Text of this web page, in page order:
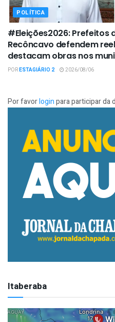
POLÍTICA
#Eleições2026: Prefeitos
Recôncavo defendem
destacam obras nos
PORESTAGIÁRIO 2 2026/08/06
Por favorloginpara participar da
Itaberaba